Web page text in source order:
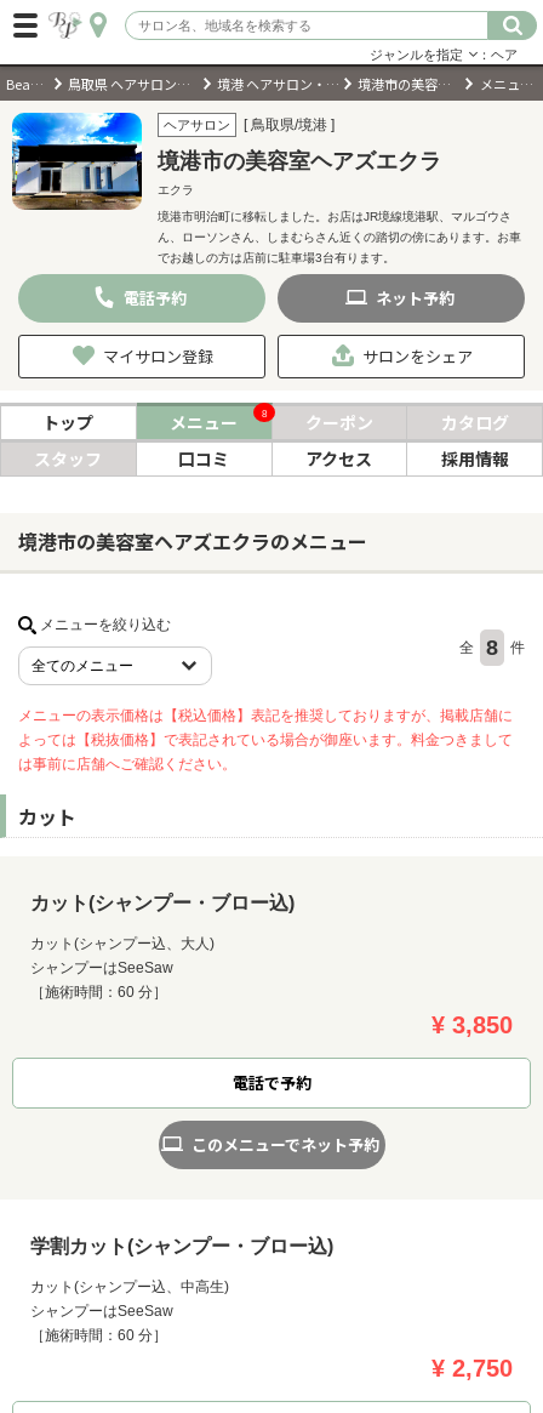
ログイン
会員登録（無料）
ジャンルを選択
キーワードで検索
現在地から探す
ヘアサロン
ネイルサロン
エステサロン
美容クリニック
ヘアカタログ
ネイルカタログ
メンズカタログ
ジャンルを指定 ：ヘア
BeautyPark 鳥取県 ヘアサロン・美容室・美容院 境港 ヘアサロン・美容室・美容院 境港市の美容室ヘアズエクラ メニュー・料金
ヘアサロン [ 鳥取県/境港 ]
境港市の美容室ヘアズエクラ
エクラ
境港市明治町に移転しました。お店はJR境線境港駅、マルゴウさ
ん、ローソンさん、しまむらさん近くの踏切の傍にあります。お車
でお越しの方は店前に駐車場3台有ります。
電話予約 ネット予約
マイサロン登録 サロンをシェア
トップ メニュー 8 クーポン
カタログ
スタッフ
口コミ アクセス 採用情報
境港市の美容室ヘアズエクラのメニュー
メニューを絞り込む
全
8 件
メニューの表示価格は【税込価格】表記を推奨しておりますが、掲載店舗に
よっては【税抜価格】で表記されている場合が御座います。料金つきまして
は事前に店舗へご確認ください。
カット
カット(シャンプー・ブロー込)
カット(シャンプー込、大人)
シャンプーはSeeSaw
［施術時間：60 分］
¥ 3,850
電話で予約
このメニューでネット予約
学割カット(シャンプー・ブロー込)
カット(シャンプー込、中高生)
シャンプーはSeeSaw
［施術時間：60 分］
¥ 2,750